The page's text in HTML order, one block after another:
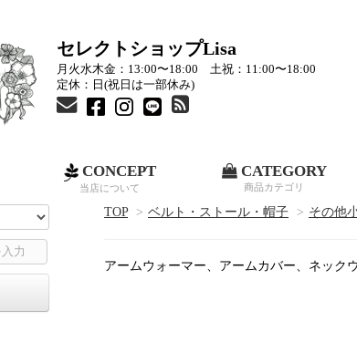
セレクトショップLisa
月火水木金：13:00〜18:00 土祝：11:00〜18:00
定休：日(祝日は一部休み)
CONCEPT
当店について
CATEGORY
商品カテゴリ
TOP > ベルト・ストール・帽子 > その他
アームウォーマー、アームカバー、ネック